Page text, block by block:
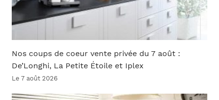
Nos coups de coeur vente privée du 7 août :
De’Longhi, La Petite Étoile et Iplex
Le 7 août 2026